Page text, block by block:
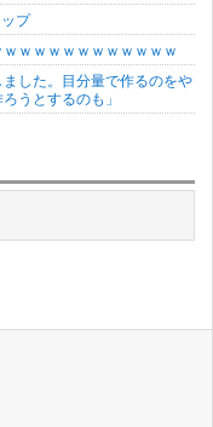
プ
ｗｗｗｗｗｗｗｗｗｗｗ
した。目分量で作るのをや
うとするのも」